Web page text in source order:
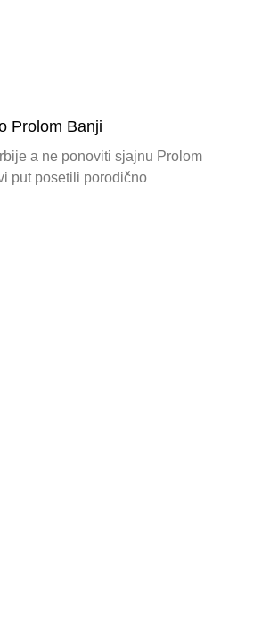
Prolom Banji
a ne ponoviti sjajnu Prolom
put posetili porodično